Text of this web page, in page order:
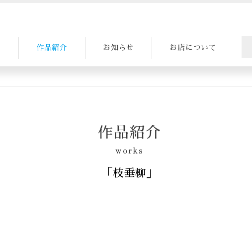
作品紹介 お知らせ お店について
作品紹介
works
「枝垂柳」